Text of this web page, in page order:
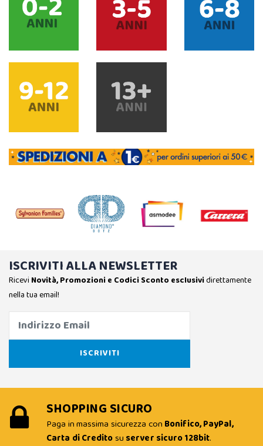
ISCRIVITI ALLA NEWSLETTER
Ricevi Novità, Promozioni e Codici Sconto esclusividirettamente
nella tua email!
SHOPPING SICURO
Paga in massima sicurezza con Bonifico, PayPal,
Carta di Creditosu server sicuro 128bit.